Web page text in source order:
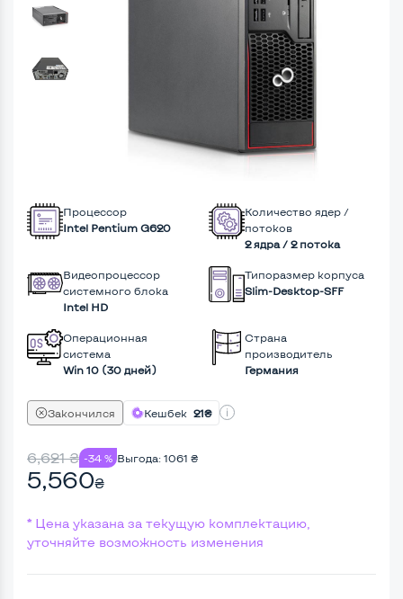
Процессор
Intel Pentium G620
Количество ядер /
потоков
2 ядра / 2 потока
Видеопроцессор
системного блока
Intel HD
Типоразмер корпуса
Slim-Desktop-SFF
Операционная
система
Win 10 (30 дней)
Страна
производитель
Германия
Закончился Кешбек 21₴
6,621₴ -34 % Выгода: 1061 ₴
5,560₴
* Цена указана за текущую комплектацию,
уточняйте возможность изменения